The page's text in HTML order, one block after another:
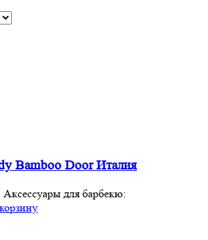
Bamboo Door Италия
для барбекю: